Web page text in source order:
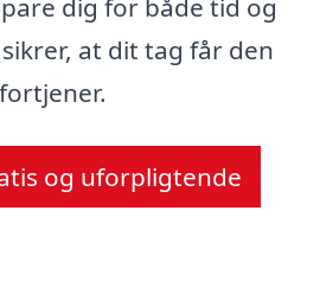
at dit tag får den
og uforpligtende